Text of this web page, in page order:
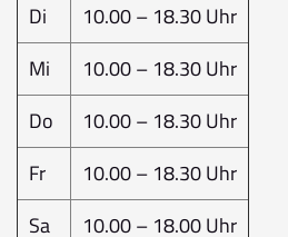
Di
10.00 – 18.30 Uhr
Mi
10.00 – 18.30 Uhr
Do
10.00 – 18.30 Uhr
Fr
10.00 – 18.30 Uhr
Sa
10.00 – 18.00 Uhr